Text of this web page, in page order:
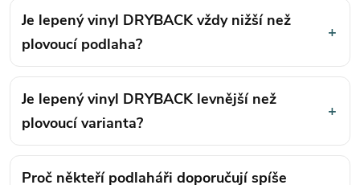
Je lepený vinyl DRYBACK vždy nižší než
plovoucí podlaha?
+
Je lepený vinyl DRYBACK levnější než
plovoucí varianta?
+
Proč někteří podlaháři doporučují spíše